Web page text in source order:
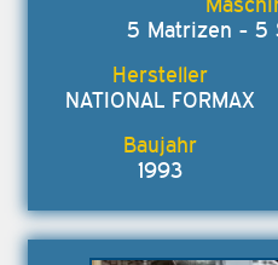
5 Matrizen - 5
NATIONAL FORMAX
1993